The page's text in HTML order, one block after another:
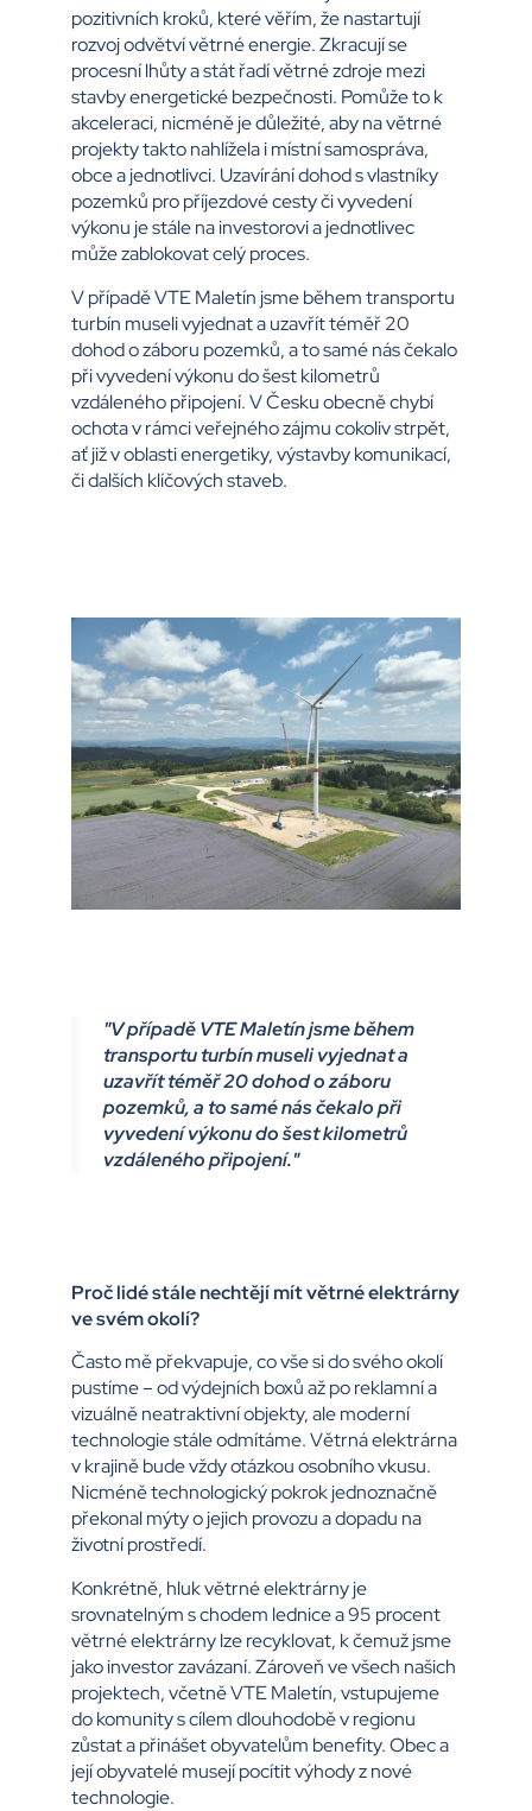
pozitivních kroků, které věřím, že nastartují
rozvoj odvětví větrné energie. Zkracují se
procesní lhůty a stát řadí větrné zdroje mezi
stavby energetické bezpečnosti. Pomůže to k
akceleraci, nicméně je důležité, aby na větrné
projekty takto nahlížela i místní samospráva,
obce a jednotlivci. Uzavírání dohod s vlastníky
pozemků pro příjezdové cesty či vyvedení
výkonu je stále na investorovi a jednotlivec
může zablokovat celý proces.
V případě VTE Maletín jsme během transportu
turbín museli vyjednat a uzavřít téměř 20
dohod o záboru pozemků, a to samé nás čekalo
při vyvedení výkonu do šest kilometrů
vzdáleného připojení. V Česku obecně chybí
ochota v rámci veřejného zájmu cokoliv strpět,
ať již v oblasti energetiky, výstavby komunikací,
či dalších klíčových staveb.
"V případě VTE Maletín jsme během
transportu turbín museli vyjednat a
uzavřít téměř 20 dohod o záboru
pozemků, a to samé nás čekalo při
vyvedení výkonu do šest kilometrů
vzdáleného připojení."
Proč lidé stále nechtějí mít větrné elektrárny
ve svém okolí?
Často mě překvapuje, co vše si do svého okolí
pustíme – od výdejních boxů až po reklamní a
vizuálně neatraktivní objekty, ale moderní
technologie stále odmítáme. Větrná elektrárna
v krajině bude vždy otázkou osobního vkusu.
Nicméně technologický pokrok jednoznačně
překonal mýty o jejich provozu a dopadu na
životní prostředí.
Konkrétně, hluk větrné elektrárny je
srovnatelným s chodem lednice a 95 procent
větrné elektrárny lze recyklovat, k čemuž jsme
jako investor zavázaní. Zároveň ve všech našich
projektech, včetně VTE Maletín, vstupujeme
do komunity s cílem dlouhodobě v regionu
zůstat a přinášet obyvatelům benefity. Obec a
její obyvatelé musejí pocítit výhody z nové
technologie.